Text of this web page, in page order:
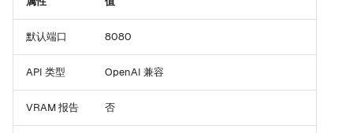
web
mcp
leaderboard
默认端口 8080
API 类型 OpenAI 兼容
VRAM 报告 否